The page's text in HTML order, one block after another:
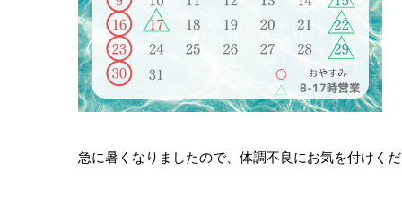
急に暑くなりましたので、体調不良にお気を付けく